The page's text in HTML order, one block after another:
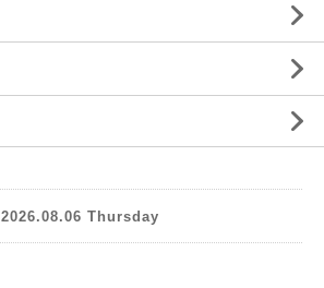
2026.08.06 Thursday